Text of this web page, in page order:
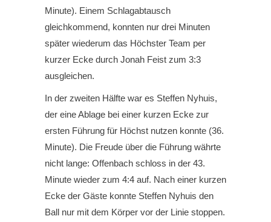
Minute). Einem Schlagabtausch
gleichkommend, konnten nur drei Minuten
später wiederum das Höchster Team per
kurzer Ecke durch Jonah Feist zum 3:3
ausgleichen.
In der zweiten Hälfte war es Steffen Nyhuis,
der eine Ablage bei einer kurzen Ecke zur
ersten Führung für Höchst nutzen konnte (36.
Minute). Die Freude über die Führung währte
nicht lange: Offenbach schloss in der 43.
Minute wieder zum 4:4 auf. Nach einer kurzen
Ecke der Gäste konnte Steffen Nyhuis den
Ball nur mit dem Körper vor der Linie stoppen.